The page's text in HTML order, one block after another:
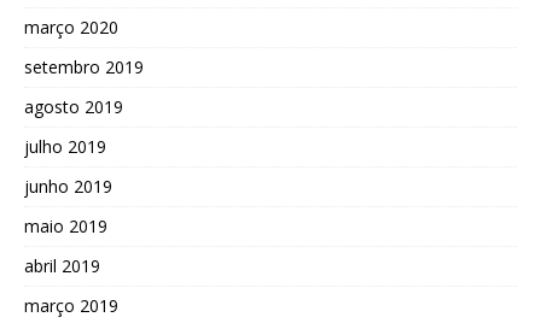
março 2020
setembro 2019
agosto 2019
julho 2019
junho 2019
maio 2019
abril 2019
março 2019